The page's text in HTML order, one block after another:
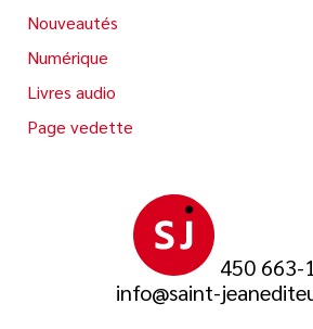
450 663-
info@saint-
Nouveautés
Numérique
Livres audio
Page vedette